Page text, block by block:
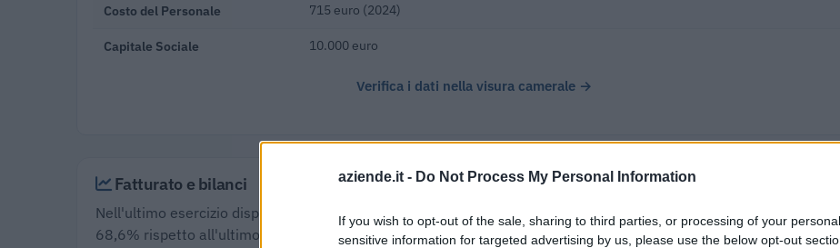
aziende.it - Do Not Process My Personal Information
If you wish to opt-out of the sale, sharing to third parties, or processing of your
sensitive information for targeted advertising by us, please use the below opt-out
Costo del Personale 715 euro (2024)
Capitale Sociale 10.000 euro
Verifica i dati nella visura camerale →
Fatturato e bilanci
Nell'ultimo esercizio disponibile (2024) Queen Legal Service Srl ha registrato un fatturato di € 29.800, in calo del
68,6% rispetto all'ultimo bilancio disponibile (2022), chiudendo con un utile di € 5.724.